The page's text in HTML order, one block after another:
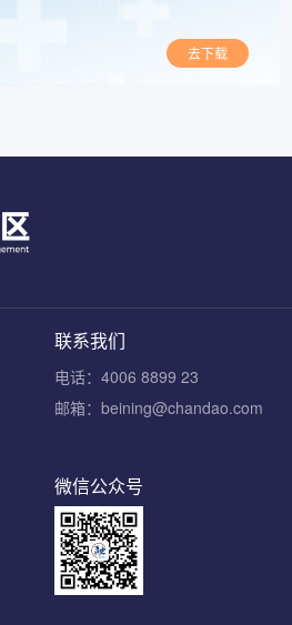
去下载
联系我们
电话：4006 8899 23
邮箱：beining@chandao.com
微信公众号